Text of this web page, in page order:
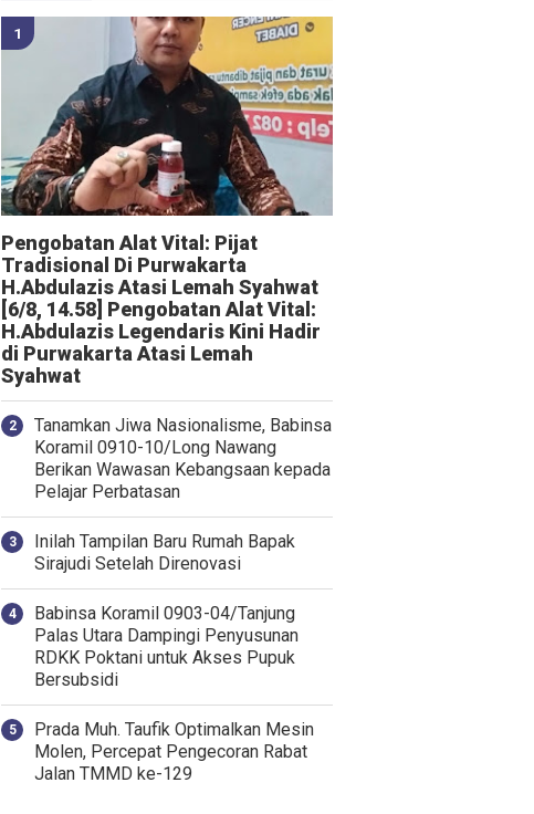
Pengobatan Alat Vital: Pijat
Tradisional Di Purwakarta
H.Abdulazis Atasi Lemah Syahwat
[6/8, 14.58] Pengobatan Alat Vital:
H.Abdulazis Legendaris Kini Hadir
di Purwakarta Atasi Lemah
Syahwat
Tanamkan Jiwa Nasionalisme, Babinsa
Koramil 0910-10/Long Nawang
Berikan Wawasan Kebangsaan kepada
Pelajar Perbatasan
Inilah Tampilan Baru Rumah Bapak
Sirajudi Setelah Direnovasi
‎Babinsa Koramil 0903-04/Tanjung
Palas Utara Dampingi Penyusunan
RDKK Poktani untuk Akses Pupuk
Bersubsidi
Prada Muh. Taufik Optimalkan Mesin
Molen, Percepat Pengecoran Rabat
Jalan TMMD ke-129